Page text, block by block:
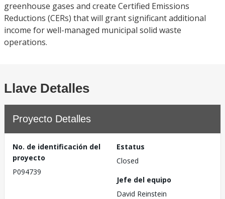
greenhouse gases and create Certified Emissions
Reductions (CERs) that will grant significant additional
income for well-managed municipal solid waste
operations.
Llave Detalles
Proyecto Detalles
No. de identificación del
proyecto
P094739
Estatus
Closed
Jefe del equipo
David Reinstein